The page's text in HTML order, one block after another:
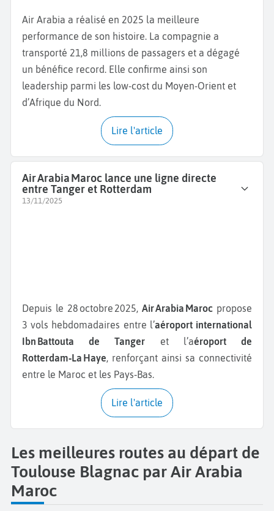
Air Arabia a réalisé en 2025 la meilleure
performance de son histoire. La compagnie a
transporté 21,8 millions de passagers et a dégagé
un bénéfice record. Elle confirme ainsi son
leadership parmi les low-cost du Moyen-Orient et
d’Afrique du Nord.
Lire l'article
Air Arabia Maroc lance une ligne directe
entre Tanger et Rotterdam
13/11/2025
Depuis le 28 octobre 2025, Air Arabia Maroc propose
3 vols hebdomadaires entre l’aéroport international
Ibn Battouta de Tanger et l’aéroport de
Rotterdam‑La Haye, renforçant ainsi sa connectivité
entre le Maroc et les Pays‑Bas.
Lire l'article
Les meilleures routes au départ de
Toulouse Blagnac par Air Arabia
Maroc